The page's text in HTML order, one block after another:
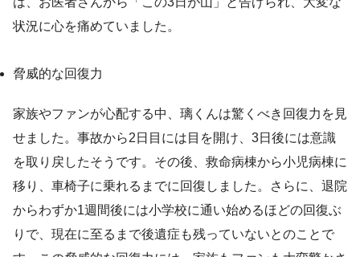
状況に心を痛めていました。
脅威的な回復力
家族やファンが心配する中、璃くんは驚くべき回復力を見
せました。事故から2日目には目を開け、3日後には意識
を取り戻したそうです。その後、救命病棟から小児病棟に
移り、車椅子に乗れるまでに回復しました。さらに、退院
からわずか1週間後には小学校に通い始めるほどの回復ぶ
りで、現在に至るまで後遺症も残っていないとのことで